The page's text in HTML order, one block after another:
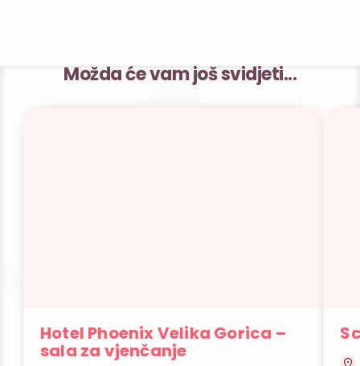
Možda će vam još svidjeti...
Hotel Phoenix Velika Gorica –
sala za vjenčanje